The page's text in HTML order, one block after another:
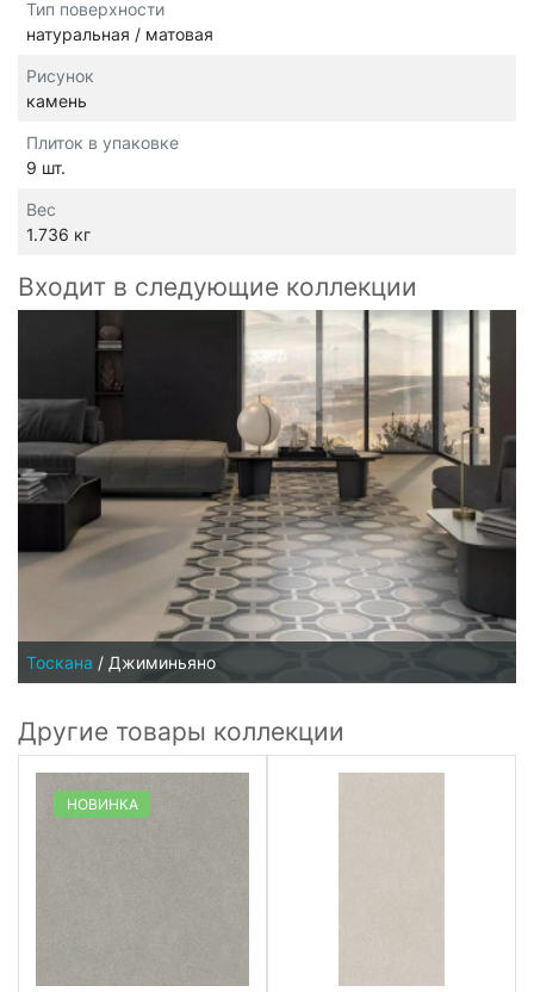
Тип поверхности
натуральная / матовая
Рисунок
камень
Плиток в упаковке
9 шт.
Вес
1.736 кг
Входит в следующие коллекции
Тоскана / Джиминьяно
Другие товары коллекции
НОВИНКА